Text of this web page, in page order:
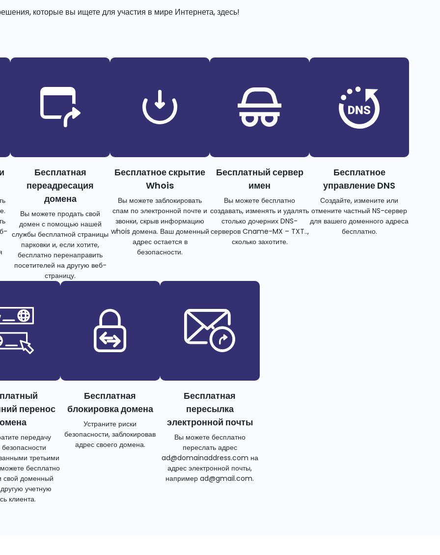
которые вы ищете для участия в мире Интернета, здесь!
Бесплатная
переадресация
домена
Вы можете продать свой
домен с помощью нашей
службы бесплатной страницы
парковки и, если хотите,
бесплатно перенаправить
посетителей на другую веб-
страницу.
Бесплатное скрытие
Whois
Вы можете заблокировать
спам по электронной почте и
звонки, скрыв информацию
whois домена. Ваш доменный
адрес остается в
безопасности.
Бесплатный сервер
имен
Вы можете бесплатно
создавать, изменять и удалять
столько дочерних DNS-
серверов Cname-MX – TXT..,
сколько захотите.
Бесплатное
управление DNS
Создайте, измените или
отмените частный NS-сервер
для вашего доменного адреса
бесплатно.
перенос
передачу
третьими
бесплатно
свой доменный
учетную
клиента.
Бесплатная
блокировка домена
Устраните риски
безопасности, заблокировав
адрес своего домена.
Бесплатная
пересылка
электронной почты
Вы можете бесплатно
переслать адрес
ad@domainaddress.com на
адрес электронной почты,
например ad@gmail.com.